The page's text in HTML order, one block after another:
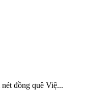
đồng quê Việ...